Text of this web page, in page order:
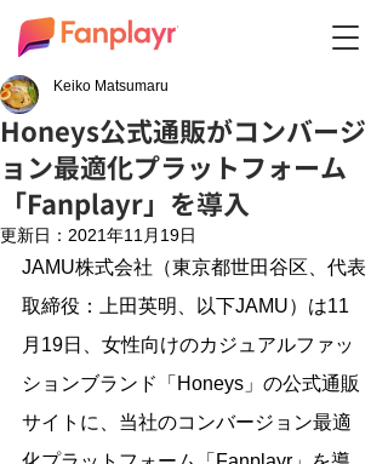
Honeys公式通販がコンバージ
ョン最適化プラットフォーム
「Fanplayr」を導入
Keiko Matsumaru
更新日： 2021年11月19日
JAMU株式会社（東京都世田谷区、代表
取締役：上田英明、以下JAMU）は11
月19日、女性向けのカジュアルファッ
ションブランド「Honeys」の公式通販
サイトに、当社のコンバージョン最適